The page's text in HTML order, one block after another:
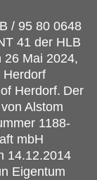
/ 95 80 0648
41 der HLB
26 Mai 2024,
Herdorf
Herdorf. Der
Alstom
1188-
mbH
14.12.2014
Eigentum